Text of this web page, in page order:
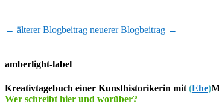
← älterer Blogbeitrag neuerer Blogbeitrag →
amberlight-label
Kreativtagebuch einer Kunsthistorikerin mit (Ehe)
Wer schreibt hier und worüber?